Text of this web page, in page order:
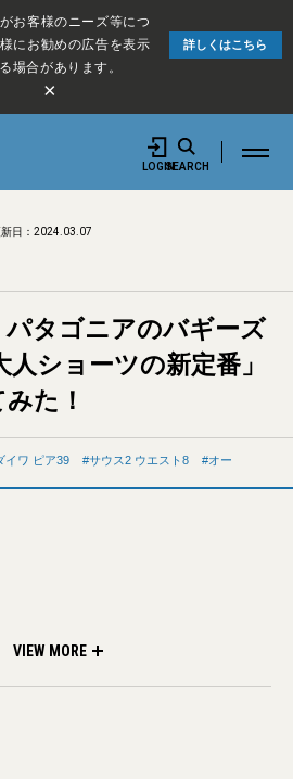
お客様のニーズ等につ
にお勧めの広告を表示
場合があります。
詳しくはこちら
×
LOGINSEARCH
日：2024.03.07
パタゴニアのバギーズ
ショーツの新定番」
た！
イワ ピア39 サウス2 ウエスト8 オー
VIEW MORE